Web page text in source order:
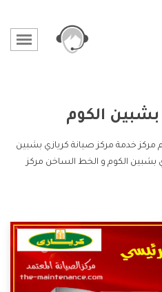
بشبين الكوم
مركز خدمة مركز صيانة كريازي بشبين
بشبين الكوم و الخط الساخن مركز